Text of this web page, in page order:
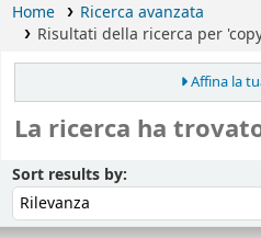
Home
Ricerca avanzata
Risultati della ricerca per
Affina la
La ricerca ha
Sort results by: